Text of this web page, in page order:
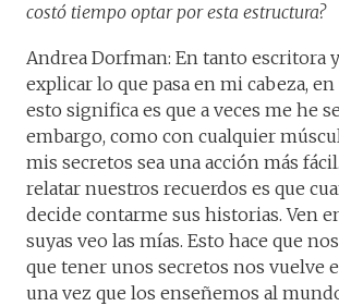
costó tiempo optar por esta estructura?
Andrea Dorfman: En tanto escritora
explicar lo que pasa en mi cabeza,
esto significa es que a veces me he
embargo, como con cualquier
mis secretos sea una acción más
relatar nuestros recuerdos es que
decide contarme sus historias. Ven
suyas veo las mías. Esto hace que
que tener unos secretos nos vuelve
una vez que los enseñemos al